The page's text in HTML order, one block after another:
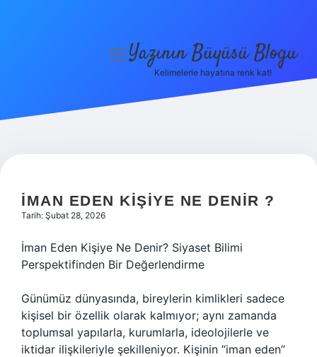
Hakkımızda
menüyü
Yazının Büyüsü Blogu
Kelimelerle hayatına renk kat!
İMAN EDEN KIŞIYE NE DENIR ?
Tarih: Şubat 28, 2026
İman Eden Kişiye Ne Denir? Siyaset Bilimi
Perspektifinden Bir Değerlendirme
Günümüz dünyasında, bireylerin kimlikleri sadece
kişisel bir özellik olarak kalmıyor; aynı zamanda
toplumsal yapılarla, kurumlarla, ideolojilerle ve
iktidar ilişkileriyle şekilleniyor. Kişinin “iman eden”